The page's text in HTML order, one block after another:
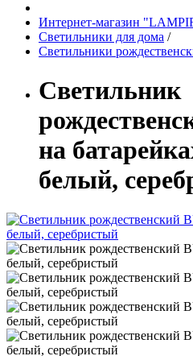
Интернет-магазин
Светильники для дома /
Светильники
Светильник
на
белый,